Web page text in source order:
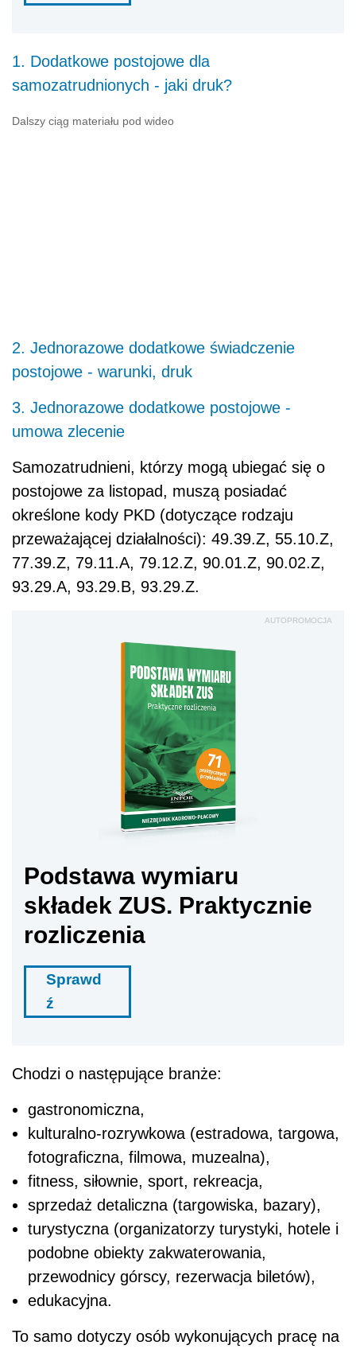
1. Dodatkowe postojowe dla
samozatrudnionych - jaki druk?
Dalszy ciąg materiału pod wideo
2. Jednorazowe dodatkowe świadczenie
postojowe - warunki, druk
3. Jednorazowe dodatkowe postojowe -
umowa zlecenie
Samozatrudnieni, którzy mogą ubiegać się o
postojowe za listopad, muszą posiadać
określone kody PKD (dotyczące rodzaju
przeważającej działalności): 49.39.Z, 55.10.Z,
77.39.Z, 79.11.A, 79.12.Z, 90.01.Z, 90.02.Z,
93.29.A, 93.29.B, 93.29.Z.
AUTOPROMOCJA
Podstawa wymiaru
składek ZUS. Praktycznie
rozliczenia
Sprawd
ź
Chodzi o następujące branże:
gastronomiczna,
kulturalno-rozrywkowa (estradowa, targowa,
fotograficzna, filmowa, muzealna),
fitness, siłownie, sport, rekreacja,
sprzedaż detaliczna (targowiska, bazary),
turystyczna (organizatorzy turystyki, hotele i
podobne obiekty zakwaterowania,
przewodnicy górscy, rezerwacja biletów),
edukacyjna.
To samo dotyczy osób wykonujących pracę na